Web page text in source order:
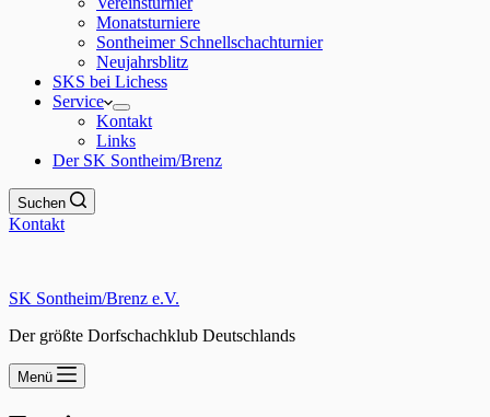
Monatsturniere
Sontheimer Schnellschachturnier
Neujahrsblitz
SKS bei Lichess
Service
Kontakt
Links
Der SK Sontheim/Brenz
Suchen
Kontakt
SK Sontheim/Brenz e.V.
Der größte Dorfschachklub Deutschlands
Menü